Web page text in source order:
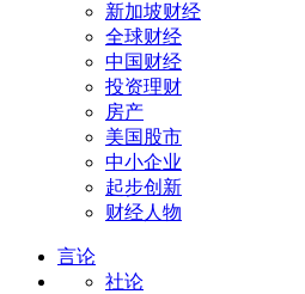
新加坡财经
全球财经
中国财经
投资理财
房产
美国股市
中小企业
起步创新
财经人物
言论
社论